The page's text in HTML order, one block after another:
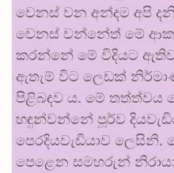
වෙනස් වන අන්දම අපි
වෙනස් වන්නේත් මේ
කරන්නේ මේ විදියට
ඇතැම් විට ලෙඩක්
පිළිබඳව ය. මේ තත්ත්වය
හඳුන්වන්නේ පූර්ව
පෙරදියවැඩියාව ලෙසිනි.
පෙළෙන සමහරුන්